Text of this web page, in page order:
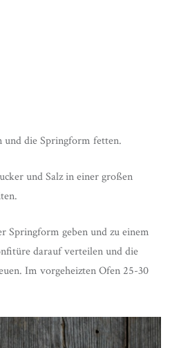
und die Springform fetten.
und Salz in einer großen
Springform geben und zu einem
darauf verteilen und die
Im vorgeheizten Ofen 25-30